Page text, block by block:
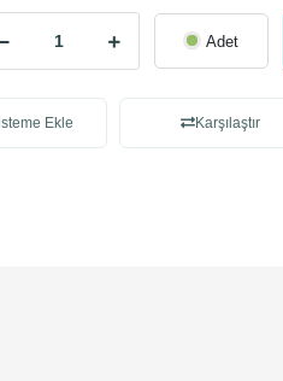
Adet
Ekle Karşılaştır